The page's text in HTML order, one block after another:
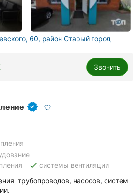
60, район Старый город
Звонить
done системы вентиляции
трубопроводов, насосов, систем